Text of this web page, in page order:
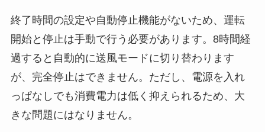
終了時間の設定や自動停止機能がないため、運転
開始と停止は手動で行う必要があります。8時間経
過すると自動的に送風モードに切り替わります
が、完全停止はできません。ただし、電源を入れ
っぱなしでも消費電力は低く抑えられるため、大
きな問題にはなりません。